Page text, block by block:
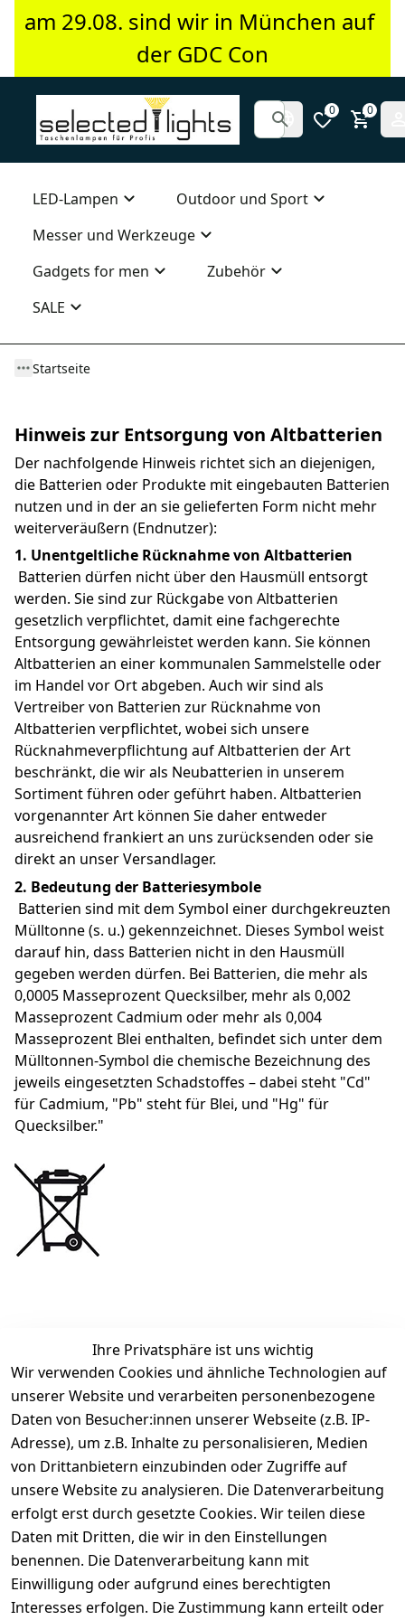
am 29.08. sind wir in München auf
der GDC Con
0 0
LED-Lampen
Outdoor und Sport
Messer und Werkzeuge
Gadgets for men
Zubehör
SALE
Startseite
Hinweis zur Entsorgung von Altbatterien
Der nachfolgende Hinweis richtet sich an diejenigen,
die Batterien oder Produkte mit eingebauten Batterien
nutzen und in der an sie gelieferten Form nicht mehr
weiterveräußern (Endnutzer):
1. Unentgeltliche Rücknahme von Altbatterien
werden. Sie sind zur Rückgabe von Altbatterien
gesetzlich verpflichtet, damit eine fachgerechte
Entsorgung gewährleistet werden kann. Sie können
Altbatterien an einer kommunalen Sammelstelle oder
im Handel vor Ort abgeben. Auch wir sind als
Vertreiber von Batterien zur Rücknahme von
Altbatterien verpflichtet, wobei sich unsere
Rücknahmeverpflichtung auf Altbatterien der Art
beschränkt, die wir als Neubatterien in unserem
Sortiment führen oder geführt haben. Altbatterien
vorgenannter Art können Sie daher entweder
ausreichend frankiert an uns zurücksenden oder sie
direkt an unser Versandlager.
2. Bedeutung der Batteriesymbole
Mülltonne (s. u.) gekennzeichnet. Dieses Symbol weist
darauf hin, dass Batterien nicht in den Hausmüll
gegeben werden dürfen. Bei Batterien, die mehr als
0,0005 Masseprozent Quecksilber, mehr als 0,002
Masseprozent Cadmium oder mehr als 0,004
Masseprozent Blei enthalten, befindet sich unter dem
Mülltonnen-Symbol die chemische Bezeichnung des
jeweils eingesetzten Schadstoffes – dabei steht "Cd"
für Cadmium, "Pb" steht für Blei, und "Hg" für
Quecksilber."
Ihre Privatsphäre ist uns wichtig
Wir verwenden Cookies und ähnliche Technologien auf
unserer Website und verarbeiten personenbezogene
Daten von Besucher:innen unserer Webseite (z.B. IP-
Adresse), um z.B. Inhalte zu personalisieren, Medien
von Drittanbietern einzubinden oder Zugriffe auf
unsere Website zu analysieren. Die Datenverarbeitung
erfolgt erst durch gesetzte Cookies. Wir teilen diese
Daten mit Dritten, die wir in den Einstellungen
benennen. Die Datenverarbeitung kann mit
Einwilligung oder aufgrund eines berechtigten
Interesses erfolgen. Die Zustimmung kann erteilt oder
Rechtliches
AGB
Impressum
Datenschutze
rklärung
Widerrufsrec
ht
Services
Kontakt
Kundenservic
e
Zahlung &
Versand
Batteriegeset
z
Newsletter
Unsere
Zahlung &
Versand
Kontakt
+49
(0)6185 2457
Mail:
info@select
selected-lights
selected-